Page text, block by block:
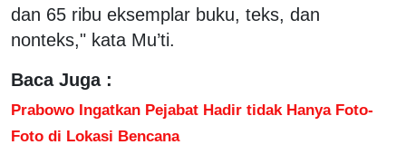
dan 65 ribu eksemplar buku, teks, dan
nonteks," kata Mu’ti.
Baca Juga :
Prabowo Ingatkan Pejabat Hadir tidak Hanya Foto-
Foto di Lokasi Bencana